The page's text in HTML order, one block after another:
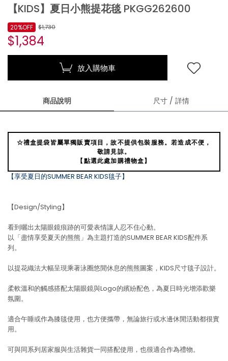
【KIDS】夏日小熊提花毯 PKGG262600
$1,730
$1,384
20%OFF
放入購物車
商品說明 尺寸 / 詳情
☆禮盒提袋皆屬單獨販賣項目，故不提供包裝服務。若造成不便，
敬請見諒。
【點選此處加購禮物盒】
【享受夏日的SUMMER BEAR KIDS毯子】
【Design/Styling】
看到曬出太陽眼鏡痕跡的可愛表情讓人忍不住心動。
以「盡情享受夏天的熊熊」為主題打造的SUMMER BEAR KIDS配件系
列。
以提花織法大幅呈現乘著泳圈悠閒休息的熊熊圖案，KIDS尺寸毯子設計。
柔軟溫和的觸感搭配太陽眼鏡與Logo的繽紛配色，為夏日時光增添歡樂
氛圍。
適合午睡或作為膝毯使用，也方便攜帶，無論旅行或水邊休閒活動都很實
用。
可與同系列居家服與生活雜貨一同搭配使用，也很適合作為禮物。